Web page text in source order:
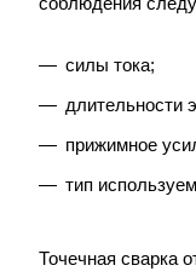
силы тока;
длительности
прижимное
тип
Точечная сварка